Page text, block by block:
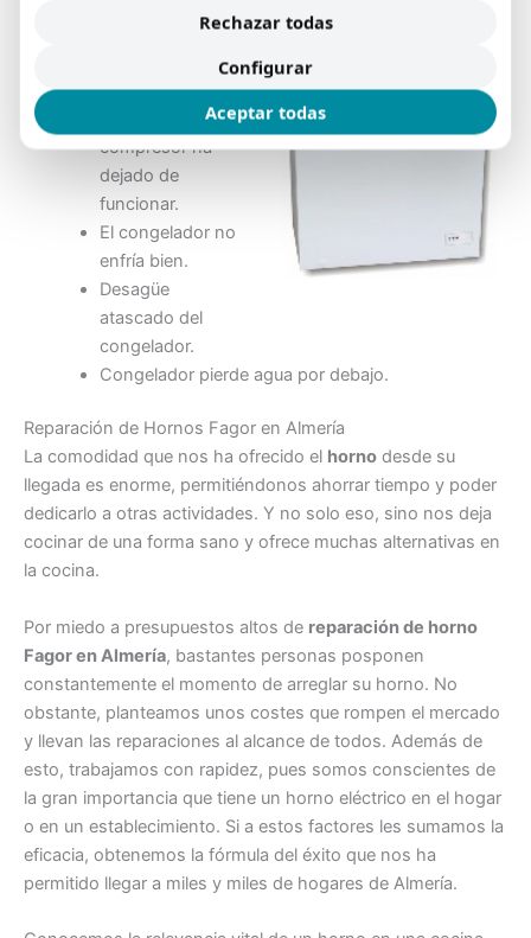
Obstrucción de
hielo.
compresor ha
dejado de
funcionar.
El congelador no
enfría bien.
Desagüe
atascado del
congelador.
Congelador pierde agua por debajo.
Reparación de Hornos Fagor en Almería
La comodidad que nos ha ofrecido el horno desde su
llegada es enorme, permitiéndonos ahorrar tiempo y poder
dedicarlo a otras actividades. Y no solo eso, sino nos deja
cocinar de una forma sano y ofrece muchas alternativas en
la cocina.
Por miedo a presupuestos altos de reparación de horno
Fagor en Almería, bastantes personas posponen
constantemente el momento de arreglar su horno. No
obstante, planteamos unos costes que rompen el mercado
y llevan las reparaciones al alcance de todos. Además de
esto, trabajamos con rapidez, pues somos conscientes de
la gran importancia que tiene un horno eléctrico en el hogar
o en un establecimiento. Si a estos factores les sumamos la
eficacia, obtenemos la fórmula del éxito que nos ha
permitido llegar a miles y miles de hogares de Almería.
Rechazar todas
Configurar
Aceptar todas